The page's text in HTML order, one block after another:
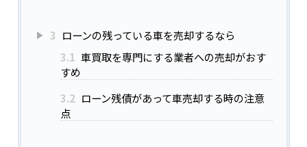
3 ローンの残っている車を売却するなら
3.1 車買取を専門にする業者への売却がおす
すめ
3.2 ローン残債があって車売却する時の注意
点